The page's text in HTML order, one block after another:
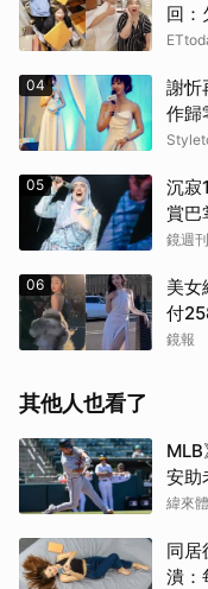
回：
04
謝忻
作歸
05
沉
賞巴
鏡週刊
06
美
付
鏡報
其他人也看了
安助
緯來
同
潰：